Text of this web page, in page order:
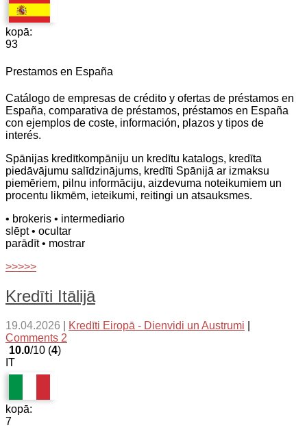
kopā:
93
Prestamos en España
Catálogo de empresas de crédito y ofertas de préstamos en
España, comparativa de préstamos, préstamos en España
con ejemplos de coste, información, plazos y tipos de
interés.
Spānijas kredītkompāniju un kredītu katalogs, kredīta
piedāvājumu salīdzinājums, kredīti Spānijā ar izmaksu
piemēriem, pilnu informāciju, aizdevuma noteikumiem un
procentu likmēm, ieteikumi, reitingi un atsauksmes.
• brokeris • intermediario
slēpt• ocultar
parādīt• mostrar
>>>>>
Kredīti Itālijā
19.04.2026 Kredīti Eiropā - Dienvidi un Austrumi
Comments 2
10.0/10 (4)
IT
kopā:
7